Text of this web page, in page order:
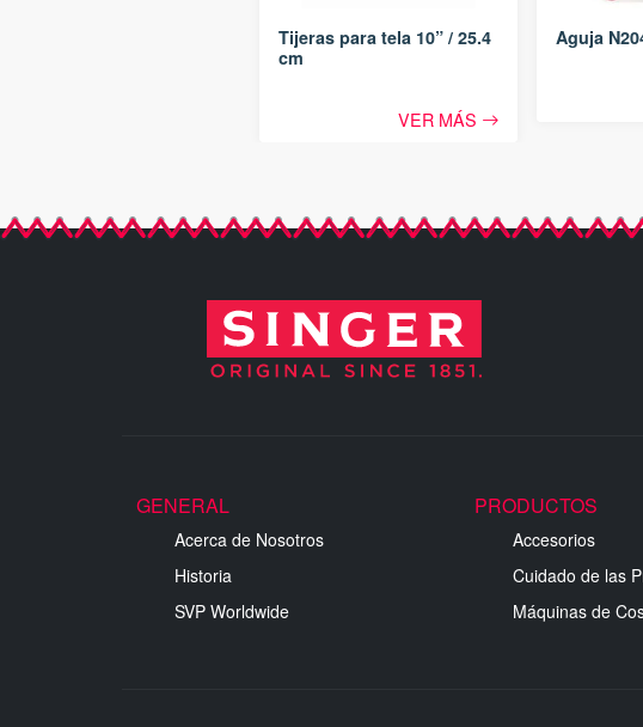
Tijeras para tela 10” / 25.4
cm
VER MÁS
Aguja
GENERAL
Acerca de Nosotros
Historia
SVP Worldwide
PRODUCTOS
Accesorios
Cuidado de las
Máquinas de